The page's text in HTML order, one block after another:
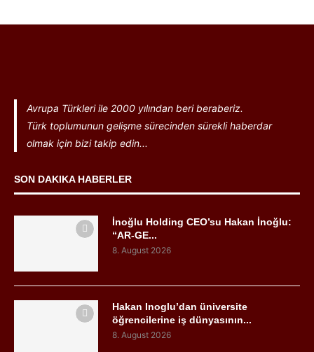
Avrupa Türkleri ile 2000 yılından beri beraberiz.
Türk toplumunun gelişme sürecinden sürekli haberdar
olmak için bizi takip edin...
SON DAKIKA HABERLER
İnoğlu Holding CEO’su Hakan İnoğlu:
“AR-GE...
8. August 2026
Hakan Inoglu’dan üniversite
öğrencilerine iş dünyasının...
8. August 2026